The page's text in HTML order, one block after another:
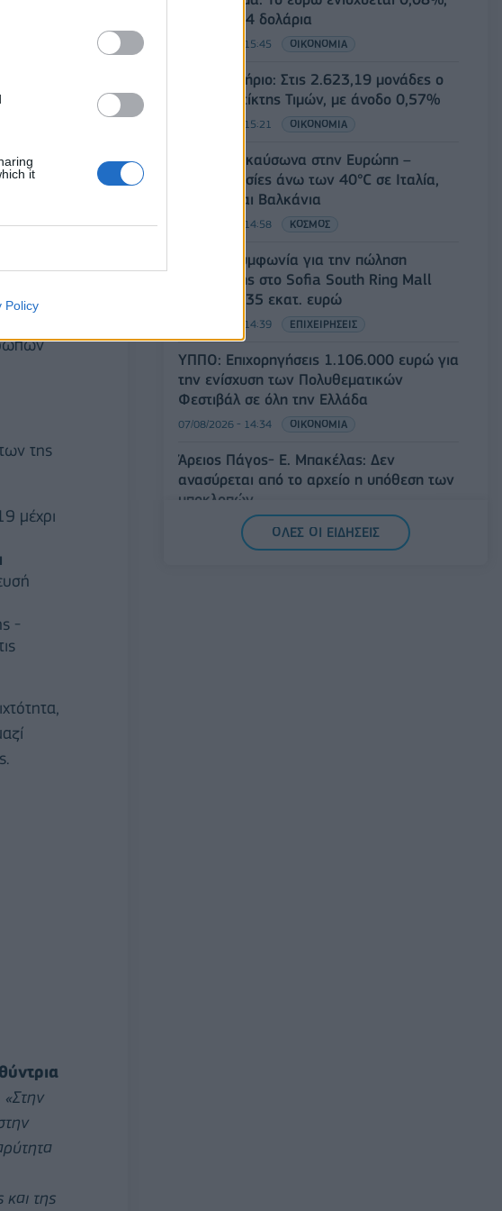
it
Policy
της
μέχρι
-
«Στην
και της
στα 1,1534 δολάρια
07/08/2026 - 15:45 ΟΙΚΟΝΟΜΙΑ
Χρηματιστήριο: Στις 2.623,19 μονάδες ο
Γενικός Δείκτης Τιμών, με άνοδο 0,57%
07/08/2026 - 15:21 ΟΙΚΟΝΟΜΙΑ
Νέο κύμα καύσωνα στην Ευρώπη –
Θερμοκρασίες άνω των 40°C σε Ιταλία,
Ισπανία και Βαλκάνια
07/08/2026 - 14:58 ΚΟΣΜΟΣ
Fourlis: Συμφωνία για την πώληση
συμμετοχής στο Sofia South Ring Mall
έναντι 49,35 εκατ. ευρώ
07/08/2026 - 14:39 ΕΠΙΧΕΙΡΗΣΕΙΣ
ΥΠΠΟ: Επιχορηγήσεις 1.106.000 ευρώ για
την ενίσχυση των Πολυθεματικών
Φεστιβάλ σε όλη την Ελλάδα
07/08/2026 - 14:34 ΟΙΚΟΝΟΜΙΑ
Άρειος Πάγος- Ε. Μπακέλας: Δεν
ανασύρεται από το αρχείο η υπόθεση των
υποκλοπών
07/08/2026 - 14:11
ΟΛΕΣ ΟΙ ΕΙΔΗΣΕΙΣ